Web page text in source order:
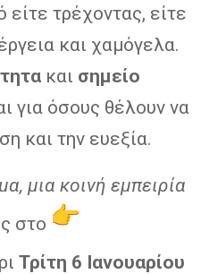
τρέχοντας, είτε
και χαμόγελα.
και σημείο
για όσους θέλουν να
και την ευεξία.
μια κοινή εμπειρία
στο
Τρίτη 6 Ιανουαρίου